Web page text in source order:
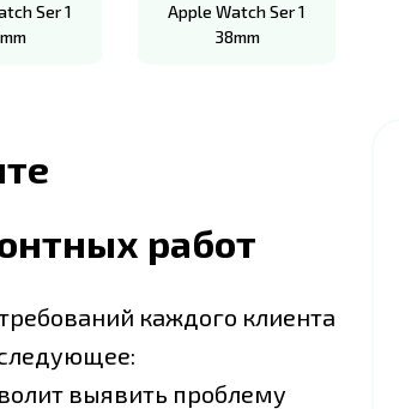
Ser 1
Apple Watch Ser 1
38mm
работ
каждого клиента
выявить проблему